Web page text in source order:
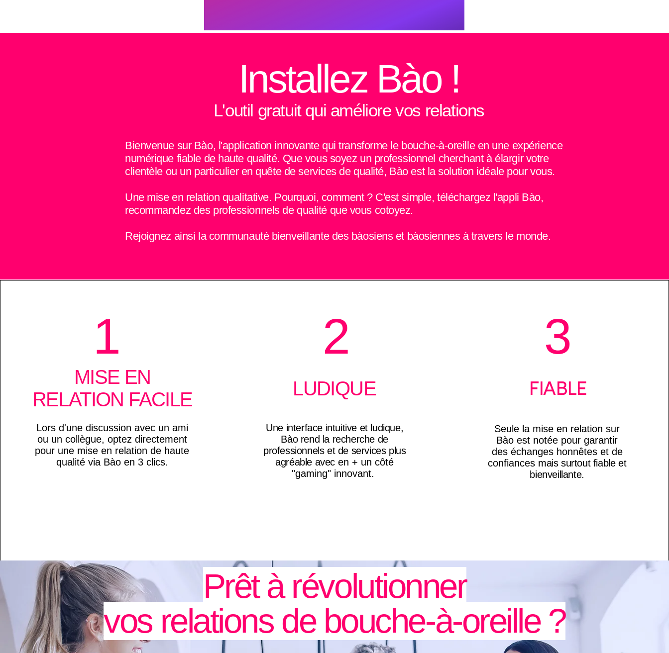
Installez Bào !
L'outil gratuit qui améliore vos relations
Bienvenue sur Bào, l'application innovante qui transforme le bouche-à-oreille en une expérience
numérique fiable de haute qualité. Que vous soyez un professionnel cherchant à élargir votre
clientèle ou un particulier en quête de services de qualité, Bào est la solution idéale pour vous.
​Une mise en relation qualitative. Pourquoi, comment ? C'est simple, téléchargez l'appli Bào,
recommandez des professionnels de qualité que vous cotoyez.
Rejoignez ainsi la communauté bienveillante des bàosiens et bàosiennes à travers le monde.
1
MISE EN
RELATION FACILE
Lors d'une discussion avec un ami
ou un collègue, optez directement
pour une mise en relation de haute
qualité via Bào en 3 clics.
2
LUDIQUE
Une interface intuitive et ludique,
Bào rend la recherche de
professionnels et de services plus
agréable avec en + un côté
"gaming" innovant.
3
FIABLE
Seule la mise en relation sur
Bào est notée pour garantir
des échanges honnêtes et de
confiances mais surtout fiable et
bienveillante.
Prêt à révolutionner
vos relations de bouche-à-oreille ?